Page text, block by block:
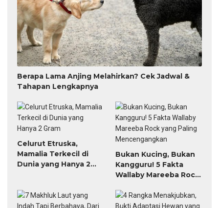
Berapa Lama Anjing Melahirkan? Cek Jadwal &
Tahapan Lengkapnya
Celurut Etruska,
Mamalia Terkecil di
Dunia yang Hanya 2
Bukan Kucing, Bukan
Kangguru! 5 Fakta
Wallaby Mareeba Rock
Mencengangkan